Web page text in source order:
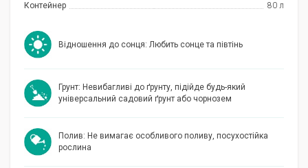
Контейнер
80 л
Відношення до сонця: Любить сонце та півтінь
Грунт: Невибагливі до ґрунту, підійде будь-який
універсальний садовий ґрунт або чорнозем
Полив: Не вимагає особливого поливу, посухостійка
рослина